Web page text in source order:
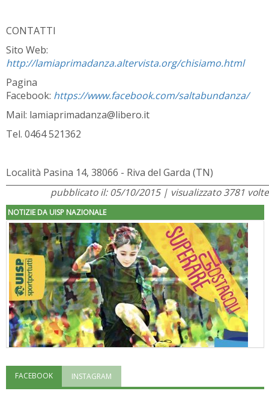
CONTATTI
Sito Web:
http://lamiaprimadanza.altervista.org/chisiamo.html
Pagina
Facebook: https://www.facebook.com/saltabundanza/
Mail: lamiaprimadanza@libero.it
Tel. 0464 521362
Località Pasina 14, 38066 - Riva del Garda (TN)
pubblicato il: 05/10/2015 | visualizzato 3781 volte
NOTIZIE DA UISP NAZIONALE
"Superare gli ostacoli": la relazione di Tiziano Pesce al CN Uisp
FACEBOOK INSTAGRAM